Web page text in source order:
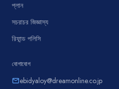
প্লান
সচরাচর জিজ্ঞাস্য
রিফান্ড পলিসি
যোগাযোগ
emailebidyaloy@dreamonline.co.jp